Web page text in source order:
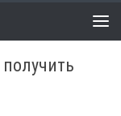
0 COMMENTS